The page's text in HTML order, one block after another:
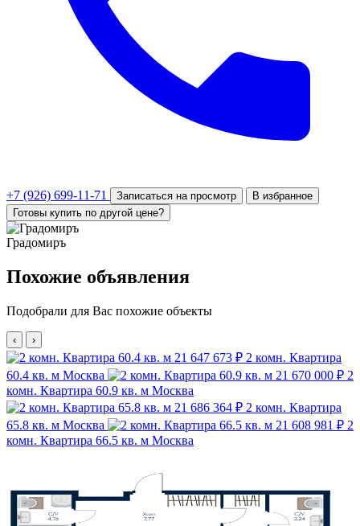
+7 (926) 699-11-71 Записаться на просмотр
В избранное
Готовы купить по другой цене?
Градомиръ
Похожие объявления
Подобрали для Вас похожие объекты
‹ ›
21 647 673 ₽ 2 комн. Квартира
60.4 кв. м Москва 21 670 000 ₽ 2
комн. Квартира 60.9 кв. м Москва
21 686 364 ₽ 2 комн. Квартира
65.8 кв. м Москва 21 608 981 ₽ 2
комн. Квартира 66.5 кв. м Москва